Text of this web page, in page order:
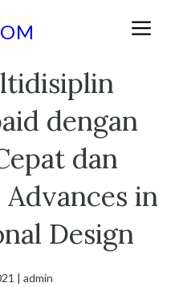
dengan
dan
in
Design
| admin